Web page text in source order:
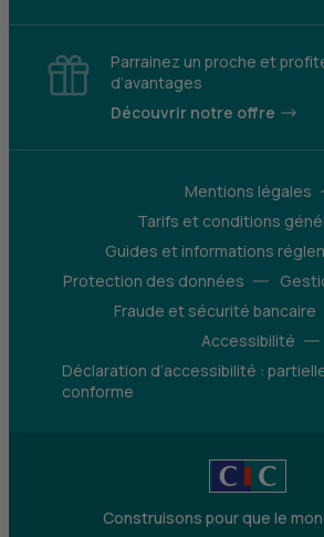
Parrainez un proche et
d’avantages
Découvrir notre offre
Mentions légales
Tarifs et conditions
Guides et informations
Protection des données
Fraude et sécurité bancaire
Accessibilité
Déclaration d’accessibilité :
conforme
Construisons pour que le